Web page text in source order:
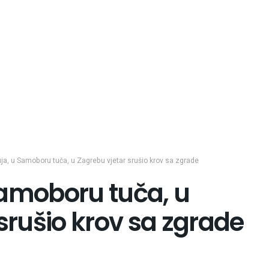
u Samoboru tuča, u Zagrebu vjetar srušio krov sa zgrade
tuča, u
krov sa zgrade